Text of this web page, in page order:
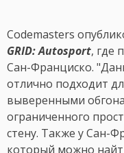
Codemasters
GRID: Autosport, где
Сан-Франциско.
отлично подходит
выверенными
ограниченного
стену. Также у Сан-
который можно